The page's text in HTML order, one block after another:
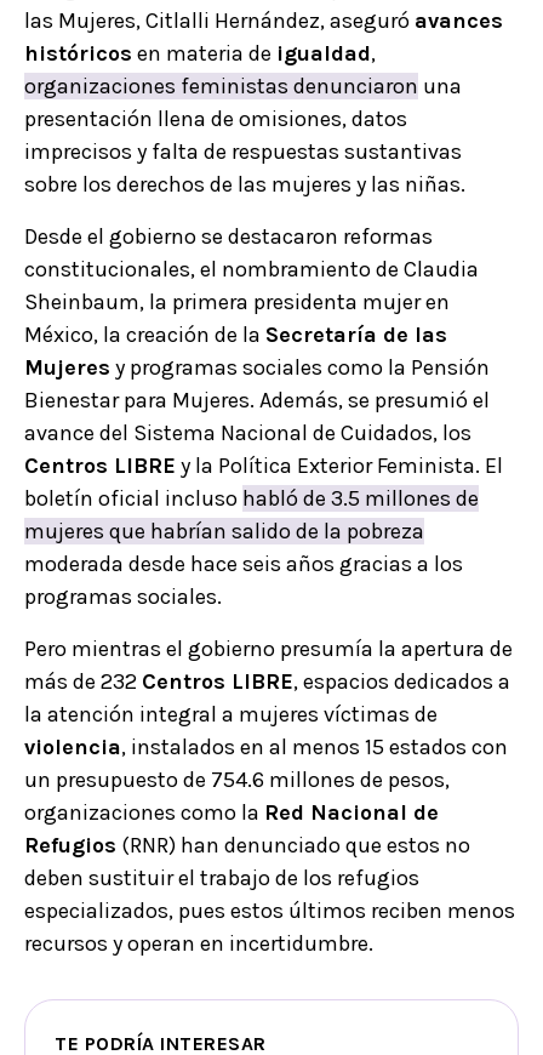
las Mujeres, Citlalli Hernández, aseguró avances
históricos en materia de igualdad,
organizaciones feministas denunciaron una
presentación llena de omisiones, datos
imprecisos y falta de respuestas sustantivas
sobre los derechos de las mujeres y las niñas.
Desde el gobierno se destacaron reformas
constitucionales, el nombramiento de Claudia
Sheinbaum, la primera presidenta mujer en
México, la creación de la Secretaría de las
Mujeres y programas sociales como la Pensión
Bienestar para Mujeres. Además, se presumió el
avance del Sistema Nacional de Cuidados, los
Centros LIBRE y la Política Exterior Feminista. El
boletín oficial incluso habló de 3.5 millones de
mujeres que habrían salido de la pobreza
moderada desde hace seis años gracias a los
programas sociales.
Pero mientras el gobierno presumía la apertura de
más de 232 Centros LIBRE, espacios dedicados a
la atención integral a mujeres víctimas de
violencia, instalados en al menos 15 estados con
un presupuesto de 754.6 millones de pesos,
organizaciones como la Red Nacional de
Refugios (RNR) han denunciado que estos no
deben sustituir el trabajo de los refugios
especializados, pues estos últimos reciben menos
recursos y operan en incertidumbre.
TE PODRÍA INTERESAR